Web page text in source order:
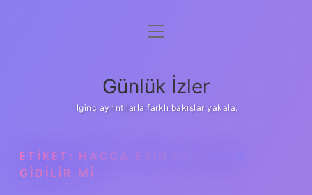
Anasayfa
Yasal Uyarı
menüyü
Günlük İzler
İlginç ayrıntılarla farklı bakışlar yakala.
ETIKET: HACCA EŞIN OLMADAN
GIDILIR MI